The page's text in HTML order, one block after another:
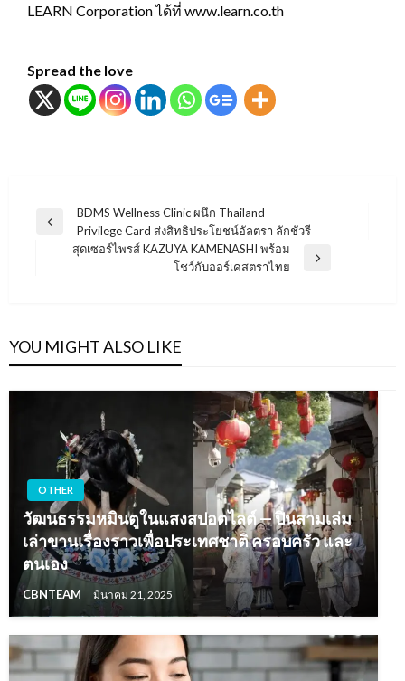
LEARN Corporation ได้ที่ www.learn.co.th
Spread the love
แนะแนว
Previous
BDMS Wellness Clinic ผนึก Thailand
Privilege Card ส่งสิทธิประโยชน์อัลตรา ลักชัวรี
สุดเซอร์ไพรส์ KAZUYA KAMENASHI พร้อม
โชว์กับออร์เคสตราไทย
YOU MIGHT ALSO LIKE
OTHER
วัฒนธรรมหมินตูในแสงสปอตไลต์ — ปิ่นสามเล่ม
เล่าขานเรื่องราวเพื่อประเทศชาติ ครอบครัว และ
ตนเอง
CBNTEAM มีนาคม 21, 2025